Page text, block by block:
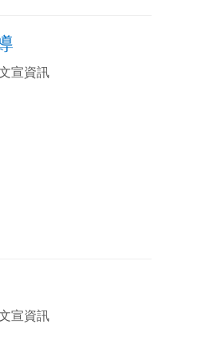
宣資訊
宣資訊